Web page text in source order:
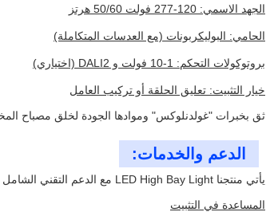
الجهد الاسمي: 120-277 فولت 50/60 هرتز
الحامي: البوليكربونات (مع العدسات المتكاملة)
بروتوكولات التحكم: 1-10 فولت و DALI2 (اختياري)
خيار التثبيت: تعليق الحلقة أو تركيب العامل
ثق بخبرات "غولدنلوكس" وموادها الجودة لخلق مصباح
الدعم والخدمات:
يأتي منتجنا LED High Bay Light مع الدعم التقني الشامل والخدمات ، بما في ذلك:
المساعدة في التثبيت